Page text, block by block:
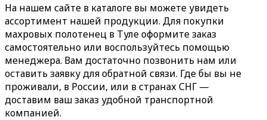
На нашем сайте в каталоге вы можете увидеть
ассортимент нашей продукции. Для покупки
махровых полотенец в Туле оформите заказ
самостоятельно или воспользуйтесь помощью
менеджера. Вам достаточно позвонить нам или
оставить заявку для обратной связи. Где бы вы не
проживали, в России, или в странах СНГ —
доставим ваш заказ удобной транспортной
компанией.